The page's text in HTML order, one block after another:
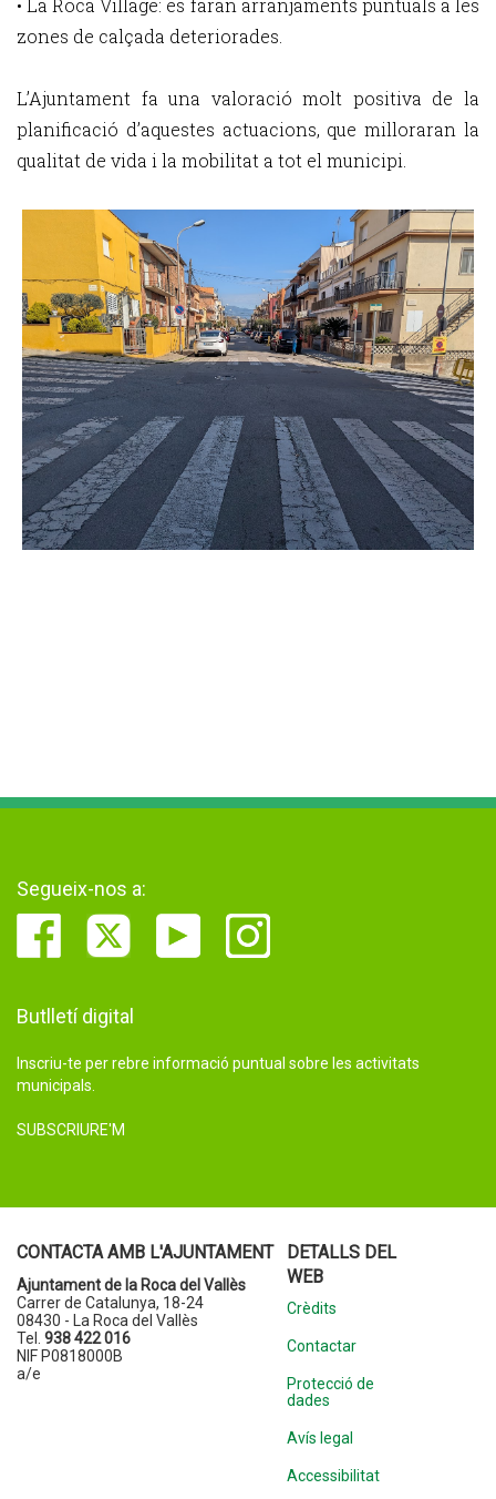
• La Roca Village: es faran arranjaments puntuals a les
zones de calçada deteriorades.
L’Ajuntament fa una valoració molt positiva de la
planificació d’aquestes actuacions, que milloraran la
qualitat de vida i la mobilitat a tot el municipi.
Segueix-nos a:
Butlletí digital
Inscriu-te per rebre informació puntual sobre les activitats
municipals.
SUBSCRIURE'M
CONTACTA AMB L'AJUNTAMENT
Ajuntament de la Roca del Vallès
Carrer de Catalunya, 18-24
08430 - La Roca del Vallès
Tel. 938 422 016
NIF P0818000B
a/e
DETALLS DEL
WEB
Crèdits
Contactar
Protecció de
dades
Avís legal
Accessibilitat